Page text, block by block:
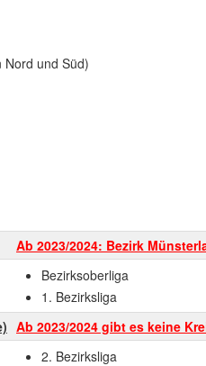
Nord und Süd)
Ab 2023/2024: Bezirk
Bezirksoberliga
1. Bezirksliga
Ab 2023/2024 gibt es keine
2. Bezirksliga